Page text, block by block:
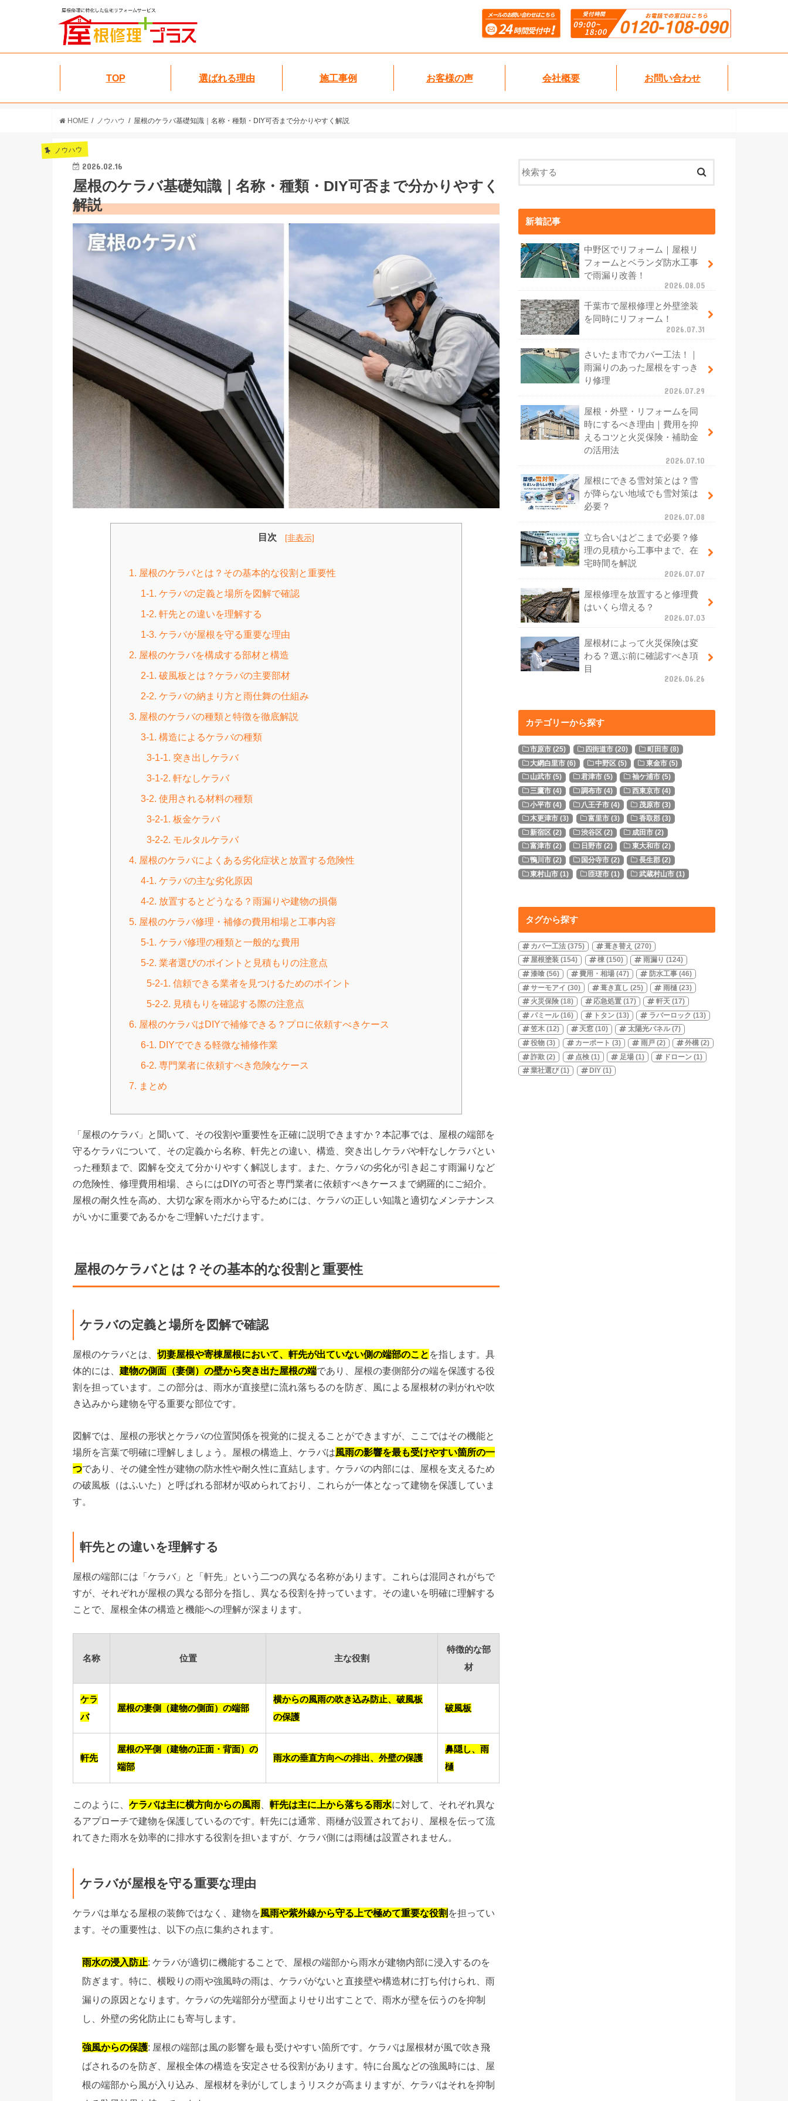
TOP 選ばれる理由 施工事例 お客様の声 会社概要 お問い合わせ
HOME ノウハウ 屋根のケラバ基礎知識｜名称・種類・DIY可否まで分かりやすく解説
ノウハウ
2026.02.16
屋根のケラバ基礎知識｜名称・種類・DIY可否まで分かりやすく
解説
目次 [非表示]
1. 屋根のケラバとは？その基本的な役割と重要性
1-1. ケラバの定義と場所を図解で確認
1-2. 軒先との違いを理解する
1-3. ケラバが屋根を守る重要な理由
2. 屋根のケラバを構成する部材と構造
2-1. 破風板とは？ケラバの主要部材
2-2. ケラバの納まり方と雨仕舞の仕組み
3. 屋根のケラバの種類と特徴を徹底解説
3-1. 構造によるケラバの種類
3-1-1. 突き出しケラバ
3-1-2. 軒なしケラバ
3-2. 使用される材料の種類
3-2-1. 板金ケラバ
3-2-2. モルタルケラバ
4. 屋根のケラバによくある劣化症状と放置する危険性
4-1. ケラバの主な劣化原因
4-2. 放置するとどうなる？雨漏りや建物の損傷
5. 屋根のケラバ修理・補修の費用相場と工事内容
5-1. ケラバ修理の種類と一般的な費用
5-2. 業者選びのポイントと見積もりの注意点
5-2-1. 信頼できる業者を見つけるためのポイント
5-2-2. 見積もりを確認する際の注意点
6. 屋根のケラバはDIYで補修できる？プロに依頼すべきケース
6-1. DIYでできる軽微な補修作業
6-2. 専門業者に依頼すべき危険なケース
7. まとめ
「屋根のケラバ」と聞いて、その役割や重要性を正確に説明できますか？本記事では、屋根の端部を
守るケラバについて、その定義から名称、軒先との違い、構造、突き出しケラバや軒なしケラバとい
った種類まで、図解を交えて分かりやすく解説します。また、ケラバの劣化が引き起こす雨漏りなど
の危険性、修理費用相場、さらにはDIYの可否と専門業者に依頼すべきケースまで網羅的にご紹介。
屋根の耐久性を高め、大切な家を雨水から守るためには、ケラバの正しい知識と適切なメンテナンス
がいかに重要であるかをご理解いただけます。
屋根のケラバとは？その基本的な役割と重要性
ケラバの定義と場所を図解で確認
屋根のケラバとは、 切妻屋根や寄棟屋根において、軒先が出ていない側の端部のこと を指します。具
体的には、 建物の側面（妻側）の壁から突き出た屋根の端であり、屋根の妻側部分の端を保護する役
割を担っています。この部分は、雨水が直接壁に流れ落ちるのを防ぎ、風による屋根材の剥がれや吹
き込みから建物を守る重要な部位です。
図解では、屋根の形状とケラバの位置関係を視覚的に捉えることができますが、ここではその機能と
場所を言葉で明確に理解しましょう。屋根の構造上、ケラバは風雨の影響を最も受けやすい箇所の一
つであり、その健全性が建物の防水性や耐久性に直結します。ケラバの内部には、屋根を支えるため
の破風板（はふいた）と呼ばれる部材が収められており、これらが一体となって建物を保護していま
す。
軒先との違いを理解する
屋根の端部には「ケラバ」と「軒先」という二つの異なる名称があります。これらは混同されがちで
すが、それぞれが屋根の異なる部分を指し、異なる役割を持っています。その違いを明確に理解する
ことで、屋根全体の構造と機能への理解が深まります。
名称 位置 主な役割
特徴的な部
材
ケラ
バ
屋根の妻側（建物の側面）の端部
横からの風雨の吹き込み防止、破風板
の保護
破風板
軒先
屋根の平側（建物の正面・背面）の
端部
雨水の垂直方向への排出、外壁の保護
鼻隠し、雨
樋
このように、 ケラバは主に横方向からの風雨 軒先は主に上から落ちる雨水に対して、それぞれ異な
るアプローチで建物を保護しているのです。軒先には通常、雨樋が設置されており、屋根を伝って流
れてきた雨水を効率的に排水する役割を担いますが、ケラバ側には雨樋は設置されません。
ケラバが屋根を守る重要な理由
ケラバは単なる屋根の装飾ではなく、建物を風雨や紫外線から守る上で極めて重要な役割 を担ってい
ます。その重要性は、以下の点に集約されます。
雨水の浸入防止: ケラバが適切に機能することで、屋根の端部から雨水が建物内部に浸入するのを
防ぎます。特に、横殴りの雨や強風時の雨は、ケラバがないと直接壁や構造材に打ち付けられ、雨
漏りの原因となります。ケラバの先端部分が壁面よりせり出すことで、雨水が壁を伝うのを抑制
し、外壁の劣化防止にも寄与します。
強風からの保護: 屋根の端部は風の影響を最も受けやすい箇所です。ケラバは屋根材が風で吹き飛
ばされるのを防ぎ、屋根全体の構造を安定させる役割があります。特に台風などの強風時には、屋
根の端部から風が入り込み、屋根材を剥がしてしまうリスクが高まりますが、ケラバはそれを抑制
新着記事
中野区でリフォーム｜屋根リ
フォームとベランダ防水工事
で雨漏り改善！
2026.08.05
千葉市で屋根修理と外壁塗装
を同時にリフォーム！
2026.07.31
さいたま市でカバー工法！｜
雨漏りのあった屋根をすっき
り修理
2026.07.29
屋根・外壁・リフォームを同
時にするべき理由｜費用を抑
えるコツと火災保険・補助金
の活用法
2026.07.10
屋根にできる雪対策とは？雪
が降らない地域でも雪対策は
必要？
2026.07.08
立ち合いはどこまで必要？修
理の見積から工事中まで、在
宅時間を解説
2026.07.07
屋根修理を放置すると修理費
はいくら増える？
2026.07.03
屋根材によって火災保険は変
わる？選ぶ前に確認すべき項
目
2026.06.26
カテゴリーから探す
市原市 (25) 四街道市(20) 町田市(8)
大網白里市 (6) 中野区(5) 東金市(5)
山武市 (5) 君津市(5) 袖ケ浦市(5)
三鷹市 (4) 調布市(4) 西東京市(4)
小平市 (4) 八王子市(4) 茂原市(3)
木更津市 (3) 富里市(3) 香取郡(3)
新宿区 (2) 渋谷区(2) 成田市(2)
富津市 (2) 日野市(2) 東大和市(2)
鴨川市 (2) 国分寺市(2) 長生郡(2)
東村山市 (1) 匝瑳市(1) 武蔵村山市(1)
タグから探す
カバー工法 (375) 葺き替え (270)
屋根塗装 (154) 棟(150) 雨漏り (124)
漆喰 (56) 費用・相場(47) 防水工事(46)
サーモアイ (30) 葺き直し (25) 雨樋(23)
火災保険 (18) 応急処置(17) 軒天(17)
パミール(16) トタン(13) ラバーロック (13)
笠木 (12) 天窓(10) 太陽光パネル(7)
役物 (3) カーポート (3) 雨戸(2) 外構 (2)
詐欺 (2) 点検(1) 足場(1) ドローン (1)
業社選び(1) DIY(1)